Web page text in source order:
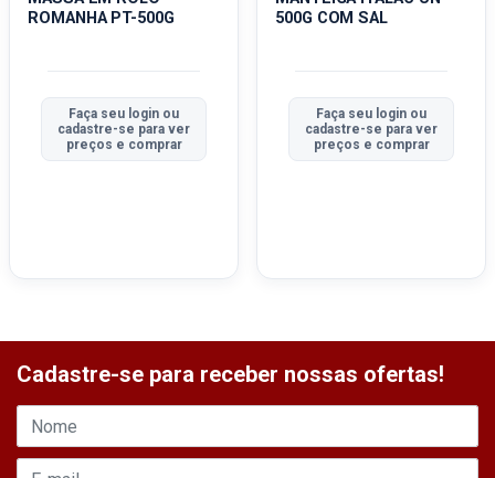
ROMANHA PT-500G
Faça seu login ou
cadastre-se para ver
preços e comprar
500G COM SAL
Faça seu login ou
cadastre-se para ver
preços e comprar
Cadastre-se para receber nossas ofertas!